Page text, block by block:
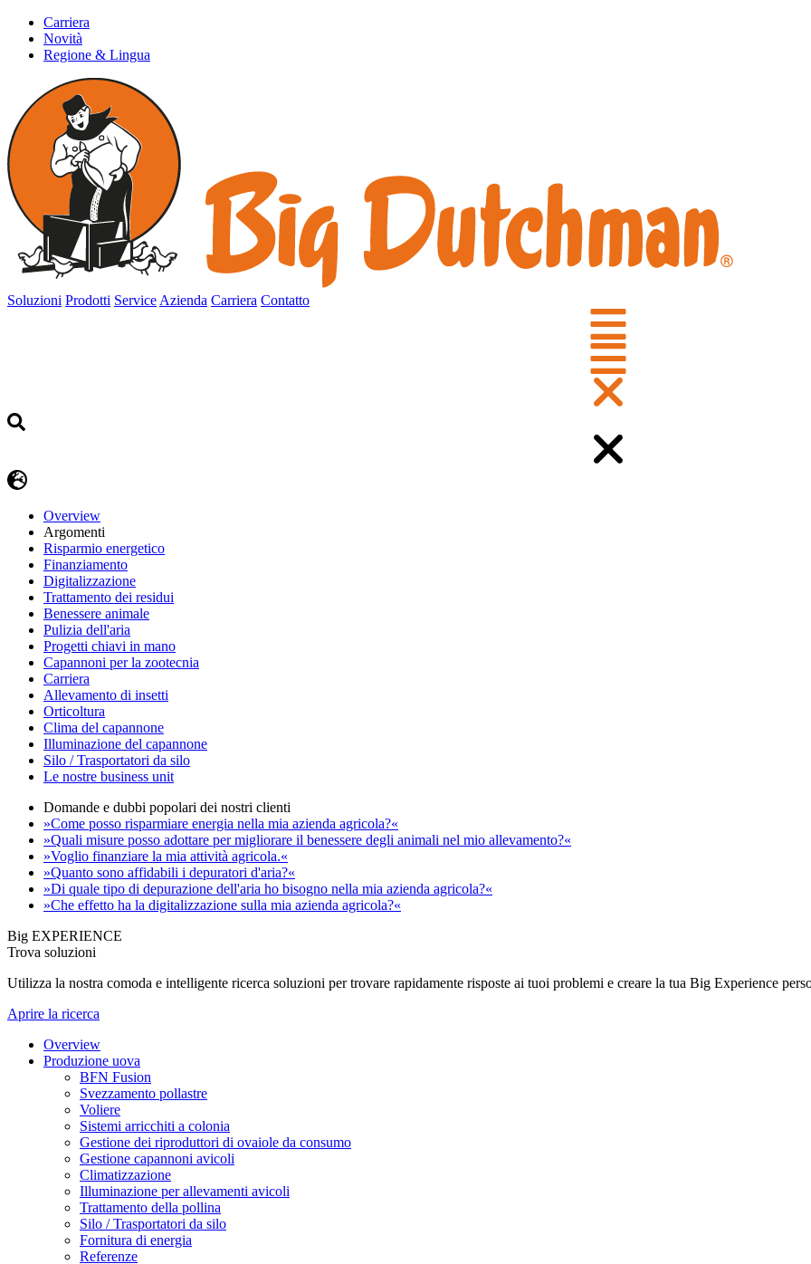
Carriera
Novità
Regione & Lingua
Soluzioni Prodotti Service Azienda Carriera Contatto
Overview
Argomenti
Risparmio energetico
Finanziamento
Digitalizzazione
Trattamento dei residui
Benessere animale
Pulizia dell'aria
Progetti chiavi in mano
Capannoni per la zootecnia
Carriera
Allevamento di insetti
Orticoltura
Clima del capannone
Illuminazione del capannone
Silo / Trasportatori da silo
Le nostre business unit
Domande e dubbi popolari dei nostri clienti
»Come posso risparmiare energia nella mia azienda agricola?«
»Quali misure posso adottare per migliorare il benessere degli animali nel mio allevamento?«
»Voglio finanziare la mia attività agricola.«
»Quanto sono affidabili i depuratori d'aria?«
»Di quale tipo di depurazione dell'aria ho bisogno nella mia azienda agricola?«
»Che effetto ha la digitalizzazione sulla mia azienda agricola?«
Big EXPERIENCE
Trova soluzioni
Utilizza la nostra comoda e intelligente ricerca soluzioni per trovare rapidamente risposte ai tuoi problemi e creare la tua Big Experience
Aprire la ricerca
Overview
Produzione uova
BFN Fusion
Svezzamento pollastre
Voliere
Sistemi arricchiti a colonia
Gestione dei riproduttori di ovaiole da consumo
Gestione capannoni avicoli
Climatizzazione
Illuminazione per allevamenti avicoli
Trattamento della pollina
Silo / Trasportatori da silo
Fornitura di energia
Referenze